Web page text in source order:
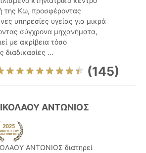
της Κω, προσφέροντας
υπηρεσίες υγείας για μικρά
σύγχρονα μηχανήματα,
με ακρίβεια τόσο
διαδικασίες ...
(145)
ΑΝΤΩΝΙΟΣ
ΑΝΤΩΝΙΟΣ διατηρεί